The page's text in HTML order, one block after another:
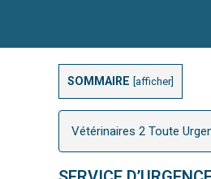
SOMMAIRE afficher
Vétérinaires 2 Toute